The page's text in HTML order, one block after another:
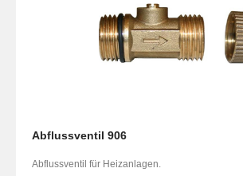
Abflussventil 906
Abflussventil für Heizanlagen.